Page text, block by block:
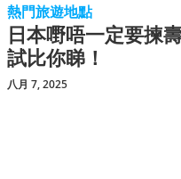
熱門旅遊地點
日本嘢唔一定要揀
試比你睇！
八月 7, 2025